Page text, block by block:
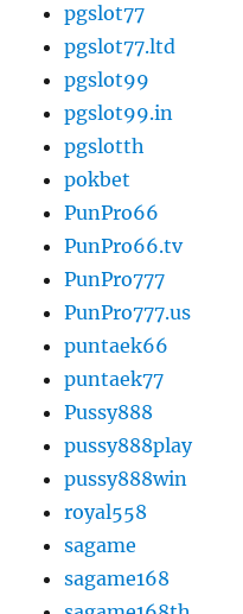
pgslot77
pgslot77.ltd
pgslot99
pgslot99.in
pgslotth
pokbet
PunPro66
PunPro66.tv
PunPro777
PunPro777.us
puntaek66
puntaek77
Pussy888
pussy888play
pussy888win
royal558
sagame
sagame168